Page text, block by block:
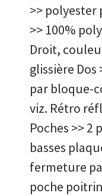
>> polyester
>> 100%
Droit,
glissière
par bloque-
viz. Rétro
Poches >> 2
basses
fermeture
poche